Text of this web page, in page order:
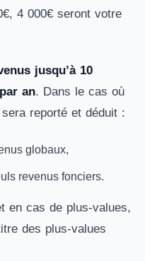
4 000€ seront votre
jusqu’à 10
an. Dans le cas où
reporté et déduit :
globaux,
revenus fonciers.
en cas de plus-values,
des plus-values